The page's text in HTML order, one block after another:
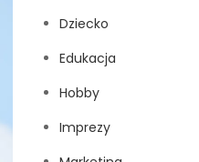
Dziecko
Edukacja
Hobby
Imprezy